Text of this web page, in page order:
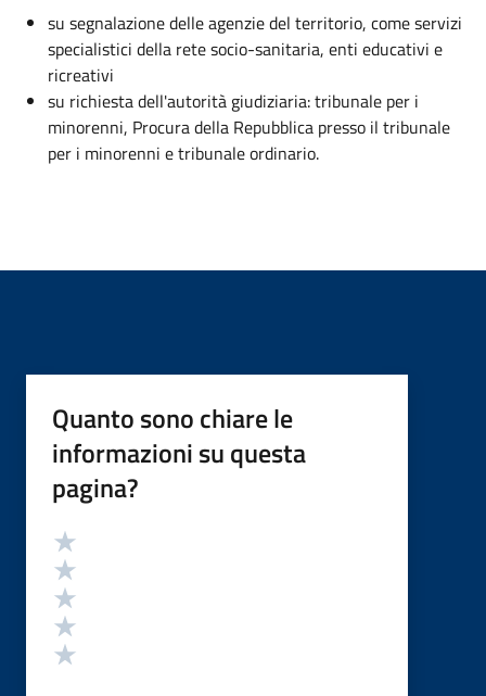
su segnalazione delle agenzie del territorio, come servizi
specialistici della rete socio-sanitaria, enti educativi e
ricreativi
su richiesta dell'autorità giudiziaria: tribunale per i
minorenni, Procura della Repubblica presso il tribunale
per i minorenni e tribunale ordinario.
Quanto sono chiare le
informazioni su questa
pagina?
Valutazione